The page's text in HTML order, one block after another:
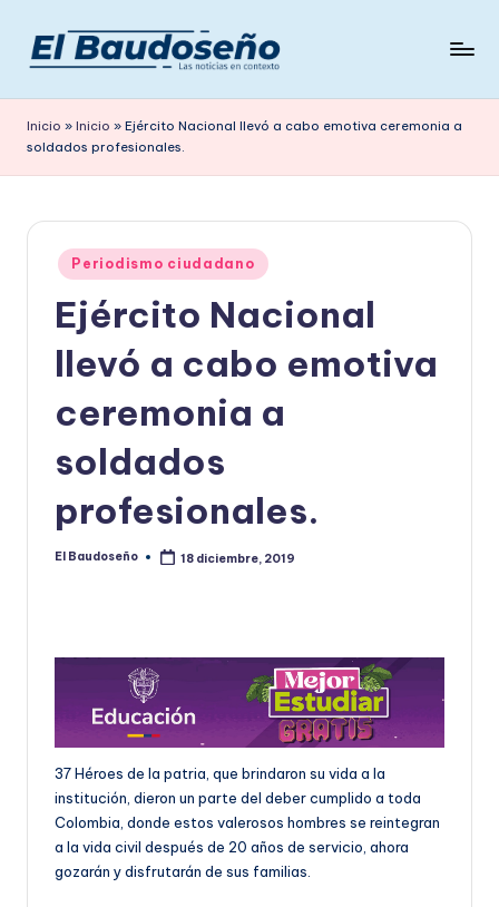
Saltar
contenido
e
ri
d
en
Inicio » Inicio » Ejército Nacional llevó a cabo emotiva ceremonia a
soldados profesionales.
Publicado
en
Periodismo ciudadano
Ejército Nacional
llevó a cabo emotiva
ceremonia a
soldados
profesionales.
Publicado
El Baudoseño 18 diciembre, 2019
37 Héroes de la patria, que brindaron su vida a la
institución, dieron un parte del deber cumplido a toda
Colombia, donde estos valerosos hombres se reintegran
a la vida civil después de 20 años de servicio, ahora
gozarán y disfrutarán de sus familias.